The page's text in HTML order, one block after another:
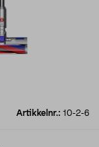
Artikkelnr.: 10-2-6